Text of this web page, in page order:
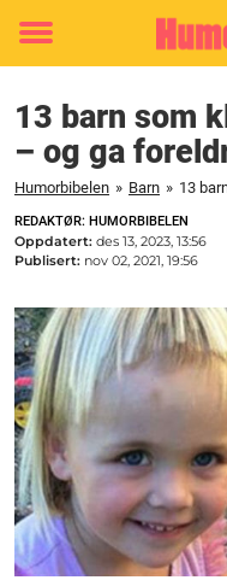
Toggle
13 barn som
– og ga
Humorbibelen » Barn »
REDAKTØR: HUMORBIBELEN
Oppdatert: des 13, 2023, 13:56
Publisert: nov 02, 2021, 19:56